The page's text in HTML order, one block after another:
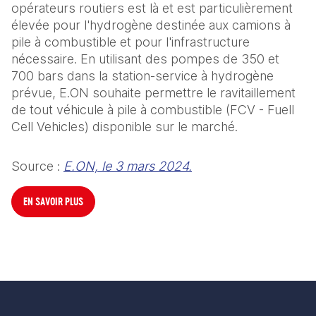
opérateurs routiers est là et est particulièrement
élevée pour l'hydrogène destinée aux camions à
pile à combustible et pour l'infrastructure
nécessaire. En utilisant des pompes de 350 et
700 bars dans la station-service à hydrogène
prévue, E.ON souhaite permettre le ravitaillement
de tout véhicule à pile à combustible (FCV - Fuell
Cell Vehicles) disponible sur le marché.
Source : E.ON, le 3 mars 2024.
EN SAVOIR PLUS